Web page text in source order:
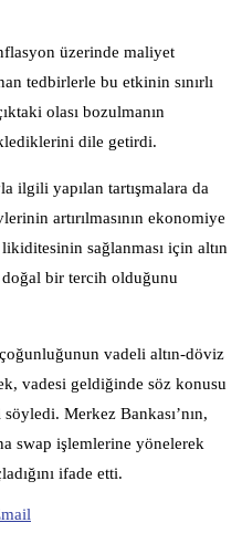
üzerinde maliyet
tedbirlerle bu etkinin sınırlı
olası bozulmanın
dile getirdi.
ilgili yapılan tartışmalara da
artırılmasının ekonomiye
sağlanması için altın
doğal bir tercih olduğunu
vadeli altın-döviz
vadesi geldiğinde söz konusu
Merkez Bankası’nın,
swap işlemlerine yönelerek
ifade etti.